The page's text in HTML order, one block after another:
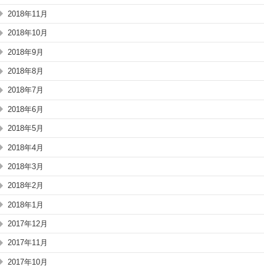
2018年11月
2018年10月
2018年9月
2018年8月
2018年7月
2018年6月
2018年5月
2018年4月
2018年3月
2018年2月
2018年1月
2017年12月
2017年11月
2017年10月